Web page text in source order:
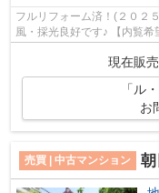
フルリフォーム済！(２０２
風・採光良好です♪ 【内覧希
現在販
「ル
お
売買 | 中古マンション